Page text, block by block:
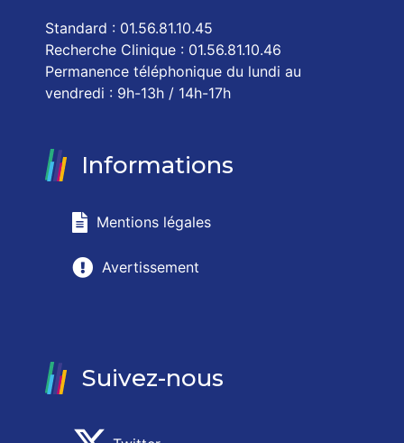
Standard : 01.56.81.10.45
Recherche Clinique : 01.56.81.10.46
Permanence téléphonique du lundi au
vendredi : 9h-13h / 14h-17h
Informations
Mentions légales
Avertissement
Suivez-nous